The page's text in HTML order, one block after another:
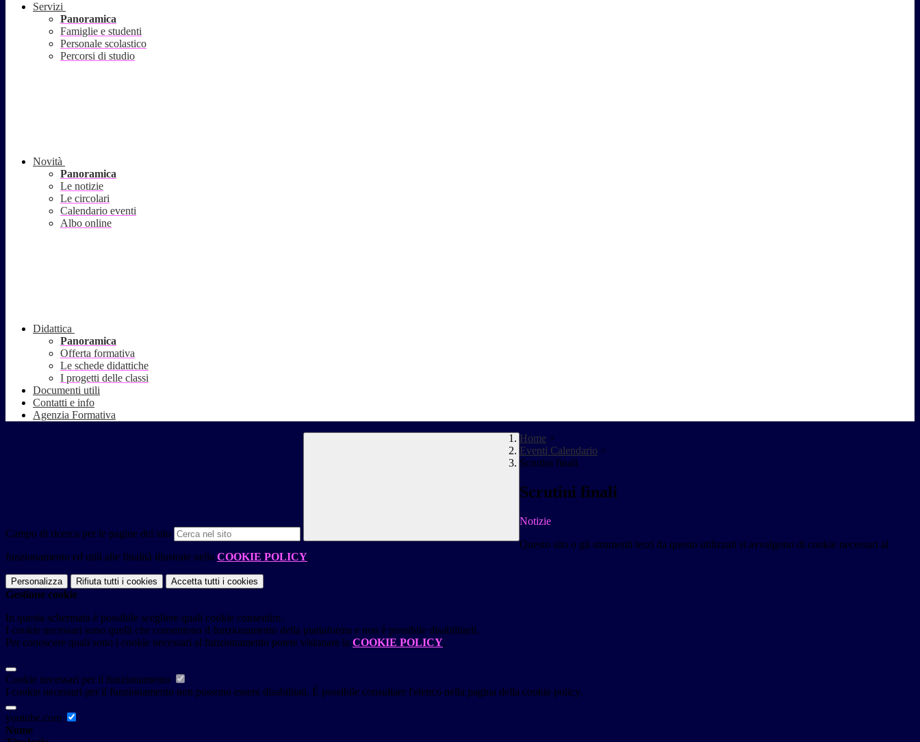
Servizi
Panoramica
Famiglie e studenti
Personale scolastico
Percorsi di studio
Novità
Panoramica
Le notizie
Le circolari
Calendario eventi
Albo online
Didattica
Panoramica
Offerta formativa
Le schede didattiche
I progetti delle classi
Documenti utili
Contatti e info
Agenzia Formativa
Campo di ricerca per le pagine del sito
Home >
Eventi Calendario >
Scrutini finali
Scrutini finali
Notizie
Questo sito o gli strumenti terzi da questo utilizzati si avvalgono di cookie necessari al
funzionamento ed utili alle finalità illustrate nella COOKIE POLICY.
Personalizza Rifiuta tutti i cookies Accetta tutti i cookies
Gestione cookie
In questa schermata è possibile scegliere quali cookie consentire.
I cookie necessari sono quelli che consentono il funzionamento della piattaforma e non è possibile disabilitarli.
Per conoscere quali sono i cookie necessari al funzionamento potete visionare la COOKIE POLICY.
Cookie necessari per il funzionamento
I cookie necessari per il funzionamento non possono essere disabilitati. È possibile consultare l'elenco nella pagina della cookie policy.
youtube.com
Nome